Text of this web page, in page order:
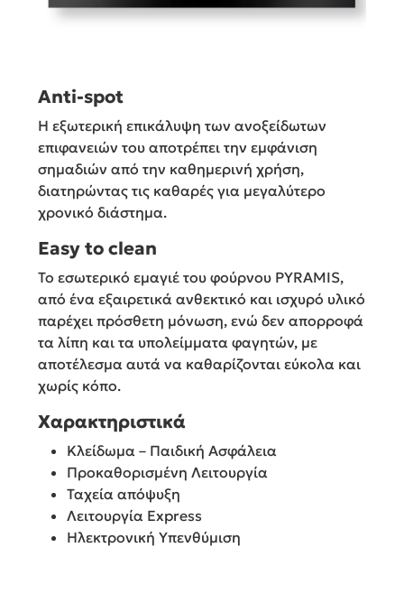
Anti-spot
H εξωτερική επικάλυψη των ανοξείδωτων
επιφανειών του αποτρέπει την εμφάνιση
σημαδιών από την καθημερινή χρήση,
διατηρώντας τις καθαρές για μεγαλύτερο
χρονικό διάστημα.
Easy to clean
Το εσωτερικό εμαγιέ του φούρνου PYRAMIS,
από ένα εξαιρετικά ανθεκτικό και ισχυρό υλικό
παρέχει πρόσθετη μόνωση, ενώ δεν απορροφά
τα λίπη και τα υπολείμματα φαγητών, με
αποτέλεσμα αυτά να καθαρίζονται εύκολα και
χωρίς κόπο.
Χαρακτηριστικά
Κλείδωμα – Παιδική Ασφάλεια
Προκαθορισμένη Λειτουργία
Ταχεία απόψυξη
Λειτουργία Express
Ηλεκτρονική Υπενθύμιση